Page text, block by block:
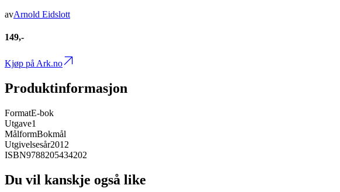
avArnold Eidslott
149,-
Kjøp på Ark.no
Produktinformasjon
FormatE-bok
Utgave1
MålformBokmål
Utgivelsesår2012
ISBN9788205434202
Du vil kanskje også like